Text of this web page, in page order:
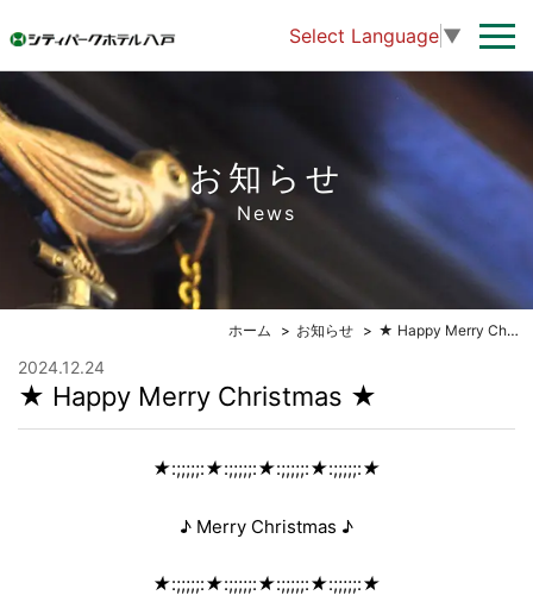
Select Language ▼
お知らせ
News
ホーム お知らせ ★ Happy Merry Christmas ★
2024.12.24
★ Happy Merry Christmas ★
★:;;;;;:★:;;;;;:★:;;;;;:★:;;;;;:★
♪ Merry Christmas ♪
★:;;;;;:★:;;;;;:★:;;;;;:★:;;;;;:★